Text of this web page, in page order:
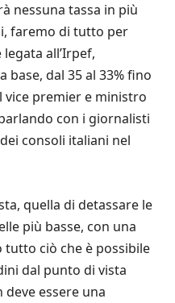
nessuna tassa in più
faremo di tutto per
all’Irpef,
dal 35 al 33% fino
vice premier e ministro
con i giornalisti
consoli italiani nel
quella di detassare le
più basse, con una
tutto ciò che è possibile
dal punto di vista
deve essere una